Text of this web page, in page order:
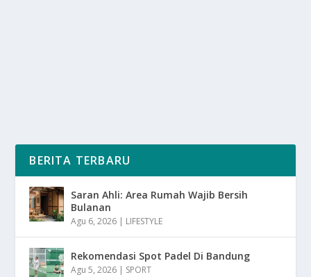
BERITA TERBARU
Saran Ahli: Area Rumah Wajib Bersih
Bulanan
Agu 6, 2026 | LIFESTYLE
Rekomendasi Spot Padel Di Bandung
Agu 5, 2026 | SPORT